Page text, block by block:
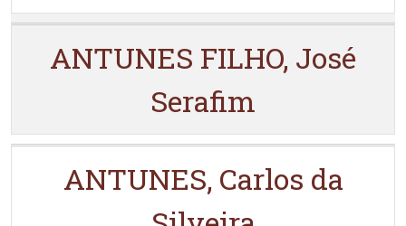
ANTUNES FILHO, José
Serafim
ANTUNES, Carlos da